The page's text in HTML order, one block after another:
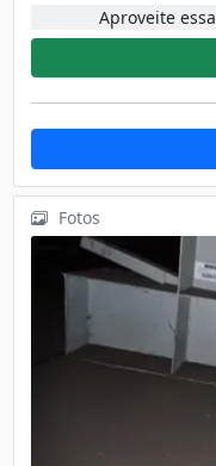
Aproveite
Fotos